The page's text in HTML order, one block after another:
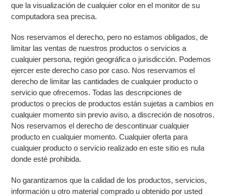
que la visualización de cualquier color en el monitor de su
computadora sea precisa.
Nos reservamos el derecho, pero no estamos obligados, de
limitar las ventas de nuestros productos o servicios a
cualquier persona, región geográfica o jurisdicción. Podemos
ejercer este derecho caso por caso. Nos reservamos el
derecho de limitar las cantidades de cualquier producto o
servicio que ofrecemos. Todas las descripciones de
productos o precios de productos están sujetas a cambios en
cualquier momento sin previo aviso, a discreción de nosotros.
Nos reservamos el derecho de descontinuar cualquier
producto en cualquier momento. Cualquier oferta para
cualquier producto o servicio realizado en este sitio es nula
donde esté prohibida.
No garantizamos que la calidad de los productos, servicios,
información u otro material comprado u obtenido por usted